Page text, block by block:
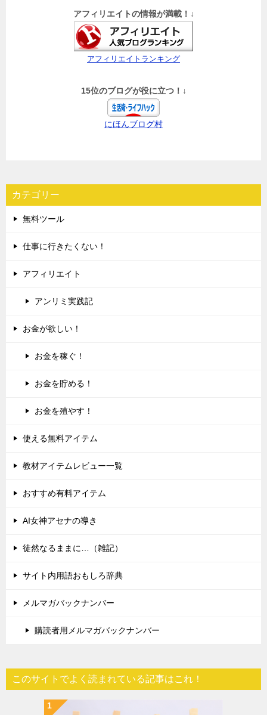
アフィリエイトの情報が満載！↓
アフィリエイトランキング
15位のブログが役に立つ！↓
にほんブログ村
カテゴリー
無料ツール
仕事に行きたくない！
アフィリエイト
アンリミ実践記
お金が欲しい！
お金を稼ぐ！
お金を貯める！
お金を殖やす！
使える無料アイテム
教材アイテムレビュー一覧
おすすめ有料アイテム
AI女神アセナの導き
徒然なるままに…（雑記）
サイト内用語おもしろ辞典
メルマガバックナンバー
購読者用メルマガバックナンバー
このサイトでよく読まれている記事はこれ！